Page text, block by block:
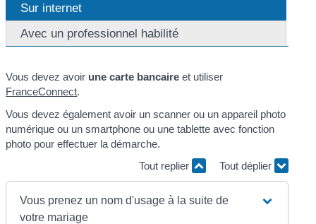
Sur internet
Avec un professionnel habilité
Vous devez avoir une carte bancaire et utiliser
FranceConnect.
Vous devez également avoir un scanner ou un appareil photo
numérique ou un smartphone ou une tablette avec fonction
photo pour effectuer la démarche.
Tout replier
Tout déplier
Vous prenez un nom d'usage à la suite de
votre mariage